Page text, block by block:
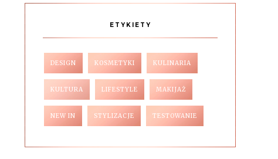
ETYKIETY
DESIGN KOSMETYKI KULINARIA
KULTURA LIFESTYLE MAKIJAŻ
NEW IN STYLIZACJE TESTOWANIE